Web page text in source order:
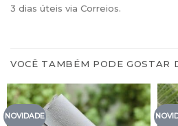
3 dias úteis via Correios.
VOCÊ TAMBÉM PODE GOSTAR
NOVIDADE